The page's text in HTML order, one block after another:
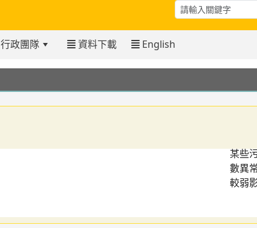
行政團隊 資料下載 English